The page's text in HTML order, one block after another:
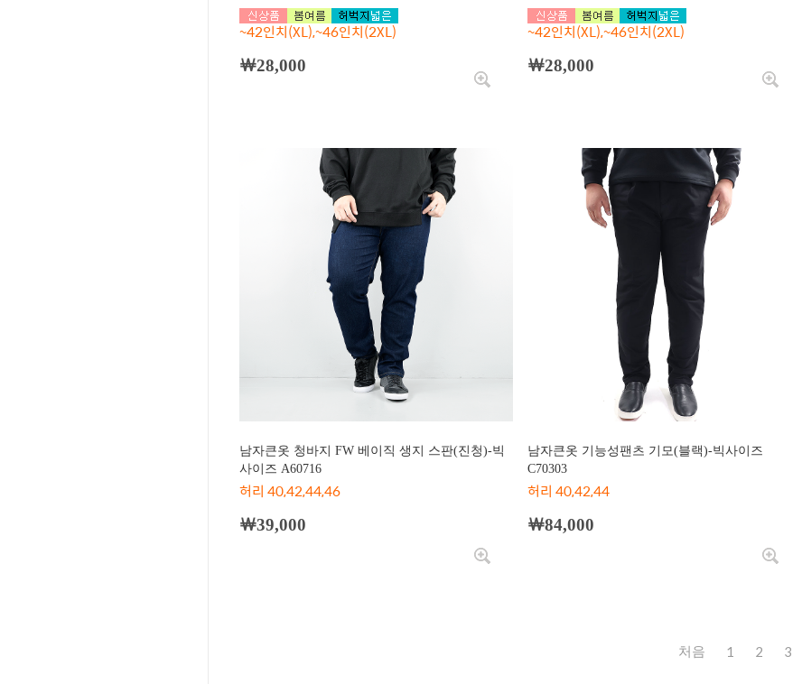
~42인치(XL),~46인치(2XL)
￦28,000
~42인치(XL),~46인치(2XL)
￦28,000
남자큰옷 청바지 FW 베이직 생지 스판(진청)-빅
사이즈 A60716
허리 40,42,44,46
￦39,000
남자큰옷 기능성팬츠 기모(블랙)-빅사이즈
C70303
허리 40,42,44
￦84,000
1 2 3